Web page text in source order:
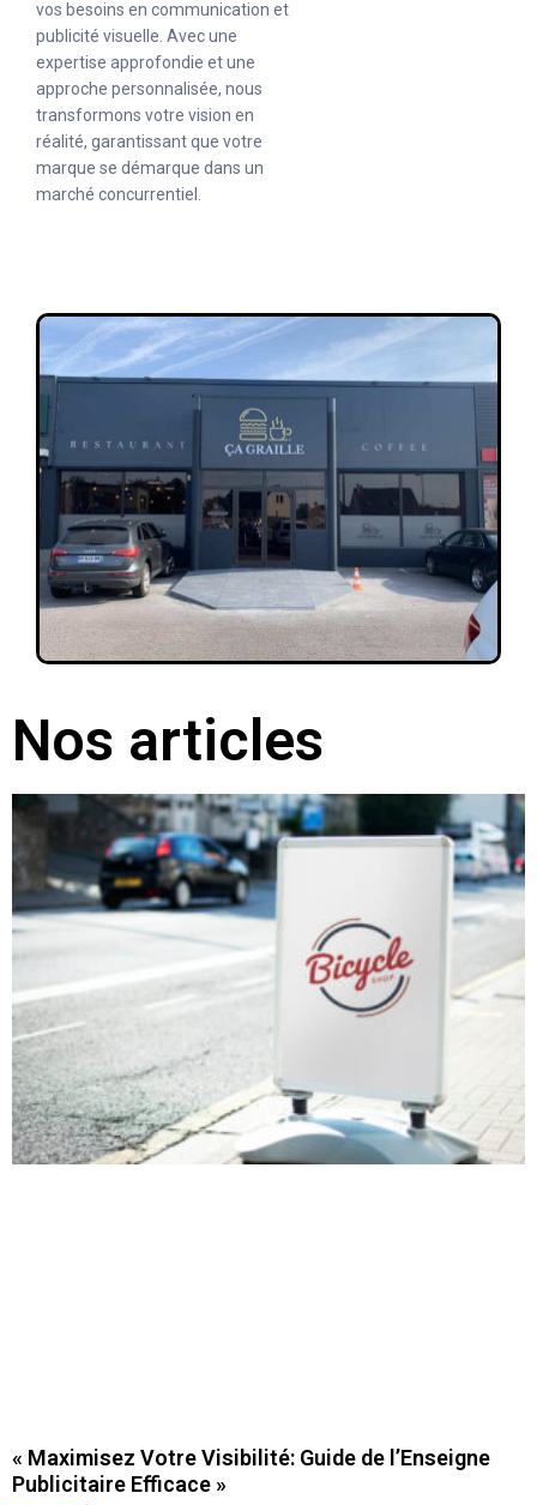
vos besoins en communication et
publicité visuelle. Avec une
expertise approfondie et une
approche personnalisée, nous
transformons votre vision en
réalité, garantissant que votre
marque se démarque dans un
marché concurrentiel.
Nos articles
« Maximisez Votre Visibilité: Guide de l’Enseigne
Publicitaire Efficace »